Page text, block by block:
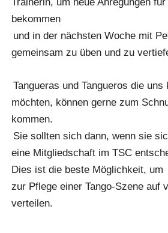
bekommen
und in der nächsten Woche mit
gemeinsam zu üben und zu
Tangueras und Tangueros die uns
möchten, können gerne zum
kommen.
Sie sollten sich dann, wenn sie
eine Mitgliedschaft im TSC
Dies ist die beste Möglichkeit, um
zur Pflege einer Tango-Szene auf
verteilen.